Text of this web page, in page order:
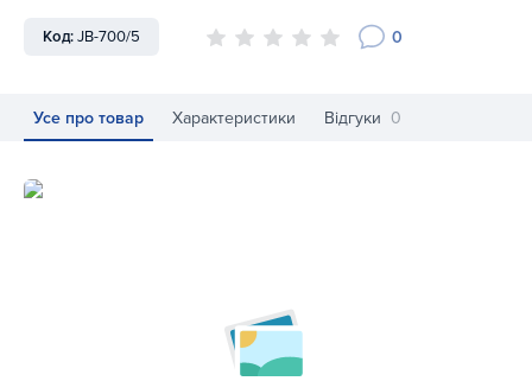
Код:JB-700/5 0
Усе про товар Характеристики Відгуки 0
Сумка для списа Polanik JB 5 шт. JB-700/5